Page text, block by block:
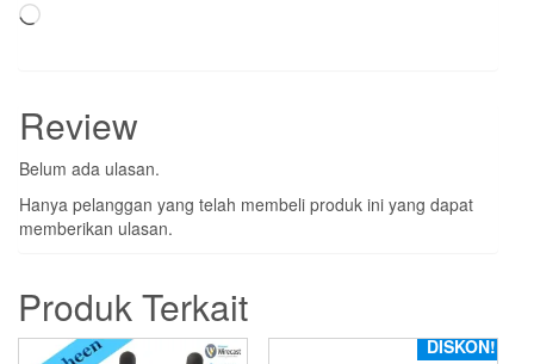
Memuat...
Review
Belum ada ulasan.
Hanya pelanggan yang telah membeli produk ini yang dapat
memberikan ulasan.
Produk Terkait
DISKON!